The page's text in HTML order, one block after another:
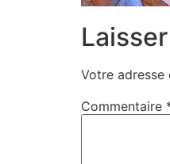
Votre adresse
Commentaire